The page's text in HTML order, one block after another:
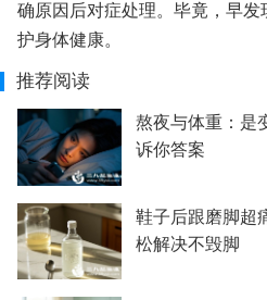
确原因后对症处理。毕竟，早
护身体健康。
推荐阅读
熬夜与体重：是
诉你答案
鞋子后跟磨脚超
松解决不毁脚